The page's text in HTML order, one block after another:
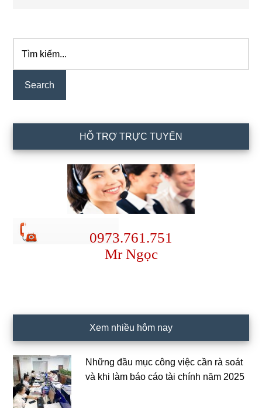
Primary
Sidebar
kiếm...
HỖ TRỢ TRỰC TUYẾN
0973.761.751
Mr Ngọc
Xem nhiều hôm nay
Những đầu mục công việc cần rà soát
và khi làm báo cáo tài chính năm 2025